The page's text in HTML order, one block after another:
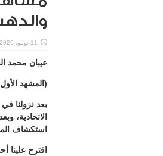
11 يونيو، 2026
عيبان محمد
(المشهد
بعد نزولنا
الاتحادية،
استكشاف
اقترح علينا